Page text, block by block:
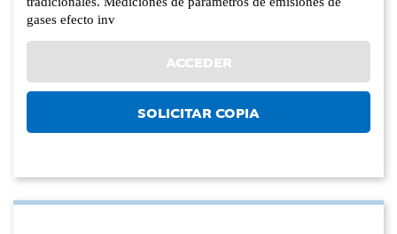
gases efecto inv
ACCEDER
SOLICITAR COPIA